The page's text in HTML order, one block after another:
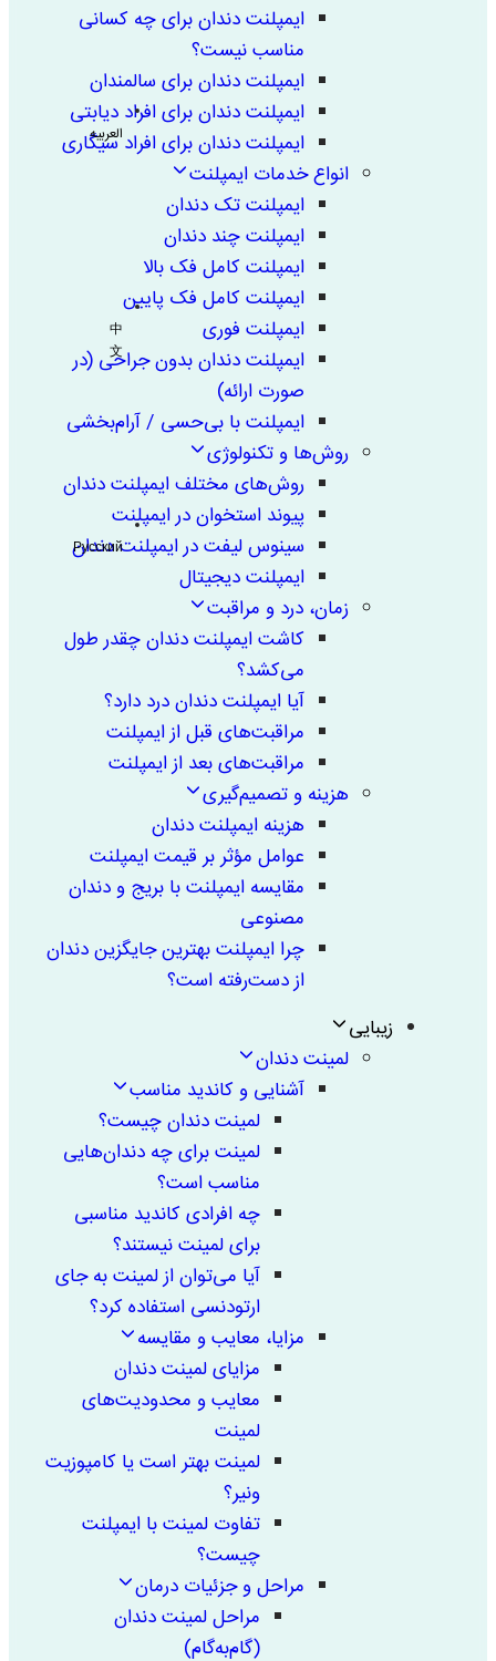
ایمپلنت دندان برای چه کسانی
مناسب نیست؟
ایمپلنت دندان برای سالمندان
ایمپلنت دندان برای افراد دیابتی
ایمپلنت دندان برای افراد سیگاری
انواع خدمات ایمپلنت
ایمپلنت تک دندان
ایمپلنت چند دندان
ایمپلنت کامل فک بالا
ایمپلنت کامل فک پایین
ایمپلنت فوری
ایمپلنت دندان بدون جراحی (در
صورت ارائه)
ایمپلنت با بی‌حسی / آرام‌بخشی
روش‌ها و تکنولوژی
روش‌های مختلف ایمپلنت دندان
پیوند استخوان در ایمپلنت
سینوس لیفت در ایمپلنت دندان
ایمپلنت دیجیتال
زمان، درد و مراقبت
کاشت ایمپلنت دندان چقدر طول
می‌کشد؟
آیا ایمپلنت دندان درد دارد؟
مراقبت‌های قبل از ایمپلنت
مراقبت‌های بعد از ایمپلنت
هزینه و تصمیم‌گیری
هزینه ایمپلنت دندان
عوامل مؤثر بر قیمت ایمپلنت
مقایسه ایمپلنت با بریج و دندان
مصنوعی
چرا ایمپلنت بهترین جایگزین دندان
از دست‌رفته است؟
زیبایی
لمینت دندان
آشنایی و کاندید مناسب
لمینت دندان چیست؟
لمینت برای چه دندان‌هایی
مناسب است؟
چه افرادی کاندید مناسبی
برای لمینت نیستند؟
آیا می‌توان از لمینت به جای
ارتودنسی استفاده کرد؟
مزایا، معایب و مقایسه
مزایای لمینت دندان
معایب و محدودیت‌های
لمینت
لمینت بهتر است یا کامپوزیت
ونیر؟
تفاوت لمینت با ایمپلنت
چیست؟
مراحل و جزئیات درمان
مراحل لمینت دندان
(گام‌به‌گام)
العربیه
中
文
Русский